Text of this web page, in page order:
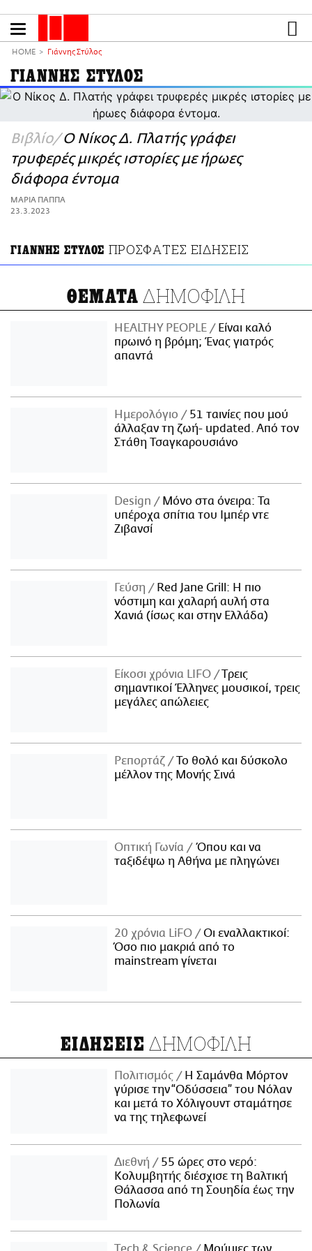
το
LIFO SHOP
ΜΙΚΡΟΠΡΑΓΜΑΤΑ
CITY GUIDE
ΕΙΔΗΣΕΙΣ
CULTURE
ΑΠΟΨΕΙΣ
ΤΡΟΠΟΣ ΖΩΗΣ
PODCASTS
Plus
HOME Γιάννης Στύλος
ΓΙΑΝΝΗΣ ΣΤΥΛΟΣ
Βιβλίο Ο Nίκος Δ. Πλατής γράφει
τρυφερές μικρές ιστορίες με ήρωες
διάφορα έντομα
ΜΑΡΙΑ ΠΑΠΠΑ
23.3.2023
ΓΙΑΝΝΗΣ ΣΤΥΛΟΣ ΠΡΟΣΦΑΤΕΣ ΕΙΔΗΣΕΙΣ
ΘΕΜΑΤΑ ΔΗΜΟΦΙΛΗ
HEALTHY PEOPLE
Είναι καλό
πρωινό η βρόμη; Ένας γιατρός
απαντά
Ημερολόγιο
51 ταινίες που μού
άλλαξαν τη ζωή- updated. Aπό τον
Στάθη Τσαγκαρουσιάνο
Design
Μόνο στα όνειρα: Τα
υπέροχα σπίτια του Ιμπέρ ντε
Ζιβανσί
Γεύση
Red Jane Grill: Η πιο
νόστιμη και χαλαρή αυλή στα
Χανιά (ίσως και στην Ελλάδα)
Είκοσι χρόνια LIFO
Tρεις
σημαντικοί Έλληνες μουσικοί, τρεις
μεγάλες απώλειες
Ρεπορτάζ
Το θολό και δύσκολο
μέλλον της Μονής Σινά
Οπτική Γωνία
Όπου και να
ταξιδέψω η Αθήνα με πληγώνει
20 χρόνια LiFO
Οι εναλλακτικοί:
Όσο πιο μακριά από το
mainstream γίνεται
ΕΙΔΗΣΕΙΣ ΔΗΜΟΦΙΛΗ
Πολιτισμός
Η Σαμάνθα Μόρτον
γύρισε την “Οδύσσεια” του Νόλαν
και μετά το Χόλιγουντ σταμάτησε
να της τηλεφωνεί
Διεθνή
55 ώρες στο νερό:
Κολυμβητής διέσχισε τη Βαλτική
Θάλασσα από τη Σουηδία έως την
Πολωνία